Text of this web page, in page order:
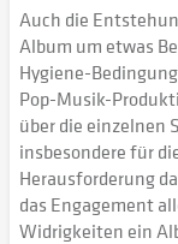
Auch die
Album um etwas
Hygiene-
Pop-Musik-
über die einzelnen
insbesondere für
Herausforderung
das Engagement
Widrigkeiten ein